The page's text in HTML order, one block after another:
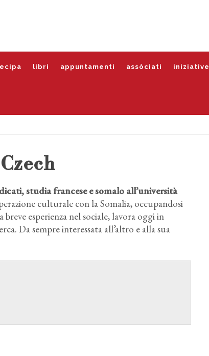
libri appuntamenti assòciati iniziative
studia francese e somalo all’università
culturale con la Somalia, occupandosi
esperienza nel sociale, lavora oggi in
Da sempre interessata all’altro e alla sua